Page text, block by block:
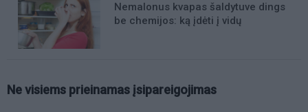
Nemalonus kvapas šaldytuve dings
be chemijos: ką įdėti į vidų
Ne visiems prieinamas įsipareigojimas